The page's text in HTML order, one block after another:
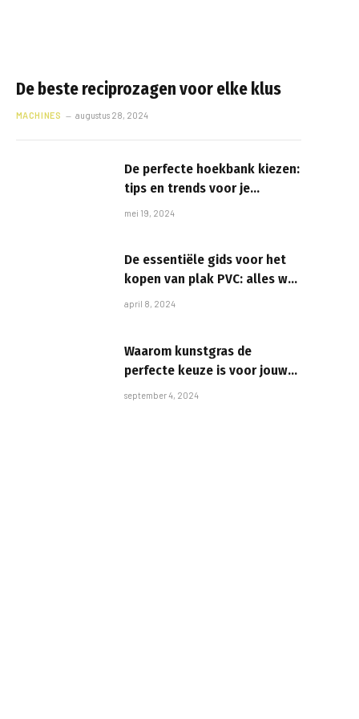
De beste reciprozagen voor elke klus
MACHINES augustus 28, 2024
De perfecte hoekbank kiezen:
tips en trends voor je
woonkamer
mei 19, 2024
De essentiële gids voor het
kopen van plak PVC: alles wat
u moet weten
april 8, 2024
Waarom kunstgras de
perfecte keuze is voor jouw
tuin
september 4, 2024